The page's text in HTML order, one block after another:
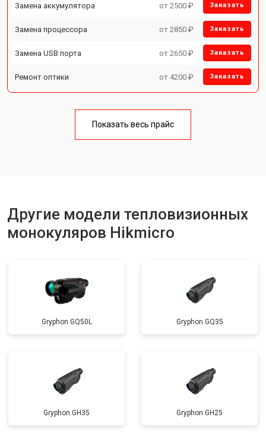
Замена аккумулятора от 2500 ₽ Заказать
Замена процессора от 2850 ₽ Заказать
Замена USB порта от 2650 ₽ Заказать
Ремонт оптики от 4200 ₽ Заказать
Показать весь прайс
Другие модели тепловизионных
монокуляров Hikmicro
Gryphon GQ50L Gryphon GQ35
Gryphon GH35 Gryphon GH25